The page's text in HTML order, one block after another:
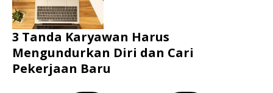
3 Tanda Karyawan Harus
Mengundurkan Diri dan Cari
Pekerjaan Baru